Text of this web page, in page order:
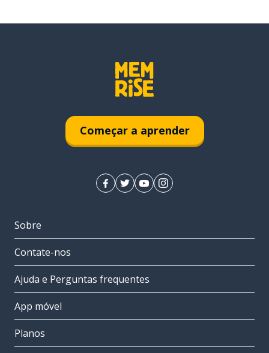
Começar a aprender
Sobre
Contate-nos
Ajuda e Perguntas frequentes
App móvel
Planos